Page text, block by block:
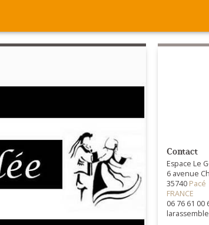
Contact
Espace Le
6 avenue
35740 Pacé
FRANCE
06 76 61 00